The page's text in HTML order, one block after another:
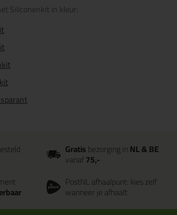
Siliconenkit in kleur:
Gratisbezorging inNL & BE
vanaf75,-
PostNL afhaalpunt: kies zelf
wanneer je afhaalt